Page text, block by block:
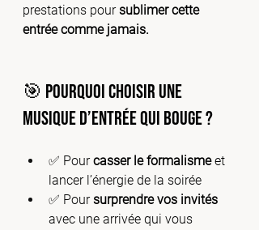
prestations pour sublimer cette
entrée comme jamais.
🎯 Pourquoi choisir une
musique d’entrée qui bouge ?
✅ Pour casser le formalisme et
lancer l’énergie de la soirée
✅ Pour surprendre vos invités
avec une arrivée qui vous